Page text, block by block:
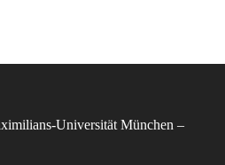
Universität München –